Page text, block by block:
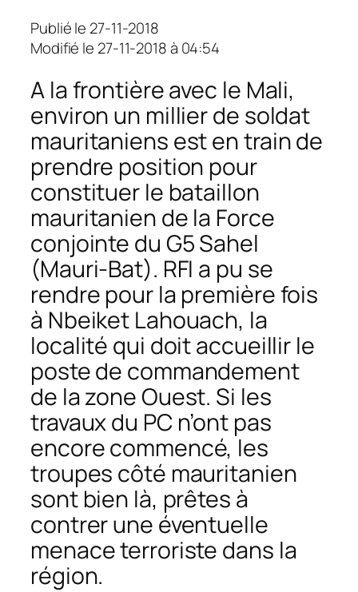
Publié le 27-11-2018
Modifié le 27-11-2018 à 04:54
A la frontière avec le Mali,
environ un millier de soldat
mauritaniens est en train de
prendre position pour
constituer le bataillon
mauritanien de la Force
conjointe du G5 Sahel
(Mauri-Bat). RFI a pu se
rendre pour la première fois
à Nbeiket Lahouach, la
localité qui doit accueillir le
poste de commandement
de la zone Ouest. Si les
travaux du PC n’ont pas
encore commencé, les
troupes côté mauritanien
sont bien là, prêtes à
contrer une éventuelle
menace terroriste dans la
région.